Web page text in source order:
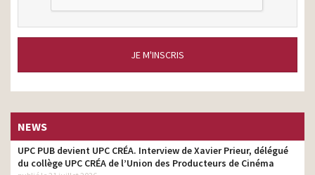
JE M'INSCRIS
NEWS
UPC PUB devient UPC CRÉA. Interview de Xavier Prieur, délégué
du collège UPC CRÉA de l’Union des Producteurs de Cinéma